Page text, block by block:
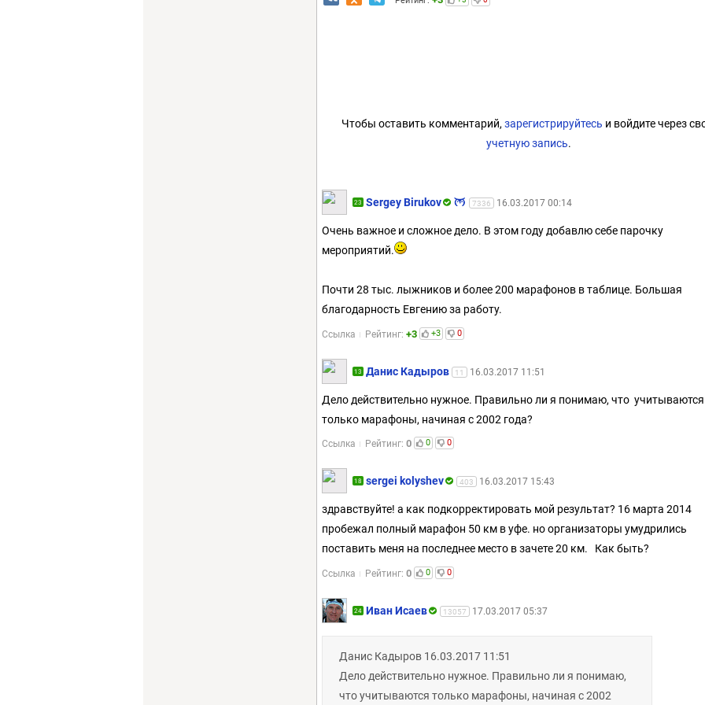
Чтобы оставить комментарий, зарегистрируйтесь и войдите через
учетную запись.
23 Sergey Birukov 7336 16.03.2017 00:14
Очень важное и сложное дело. В этом году добавлю себе парочку
мероприятий.
Почти 28 тыс. лыжников и более 200 марафонов в таблице. Большая
благодарность Евгению за работу.
Ссылка Рейтинг: +3 +3 0
13 Данис Кадыров 11 16.03.2017 11:51
Дело действительно нужное. Правильно ли я понимаю, что учитываются
только марафоны, начиная с 2002 года?
Ссылка Рейтинг: 0 0 0
18 sergei kolyshev 403 16.03.2017 15:43
здравствуйте! а как подкорректировать мой результат? 16 марта 2014
пробежал полный марафон 50 км в уфе. но организаторы умудрились
поставить меня на последнее место в зачете 20 км. Как быть?
Ссылка Рейтинг: 0 0 0
24 Иван Исаев 13057 17.03.2017 05:37
Данис Кадыров 16.03.2017 11:51
Дело действительно нужное. Правильно ли я понимаю,
что учитываются только марафоны, начиная с 2002